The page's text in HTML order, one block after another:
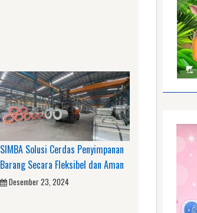
SIMBA Solusi Cerdas Penyimpanan
Barang Secara Fleksibel dan Aman
Desember 23, 2024